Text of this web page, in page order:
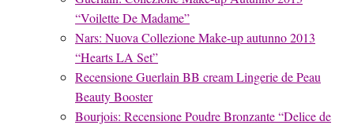
“Voilette De Madame”
Nars: Nuova Collezione Make-up autunno 2013
“Hearts LA Set”
Recensione Guerlain BB cream Lingerie de Peau
Beauty Booster
Bourjois: Recensione Poudre Bronzante “Delice de